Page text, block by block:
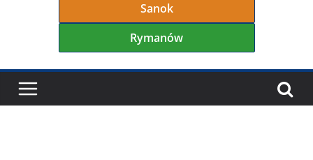
Sanok
Rymanów